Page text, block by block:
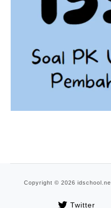
Copyright © 2026
Twitter